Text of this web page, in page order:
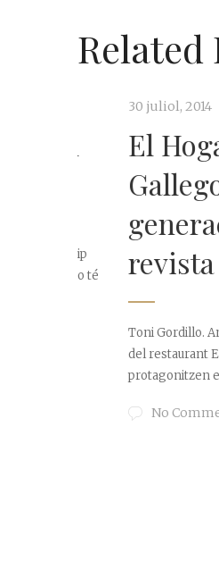
Related
30 juliol, 2014
El Hogar
Gallego,
revista
Toni Gordillo. Antonio i
del restaurant El Hogar
protagonitzen el...
No Comments